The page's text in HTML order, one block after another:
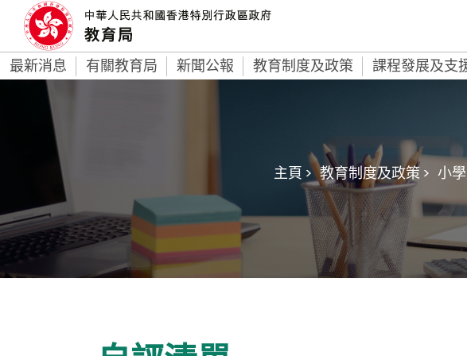
最新消息 有關教育局 新聞公報 教育制度及政策 課程發展及支
主頁 > 教育制度及政策 > 小